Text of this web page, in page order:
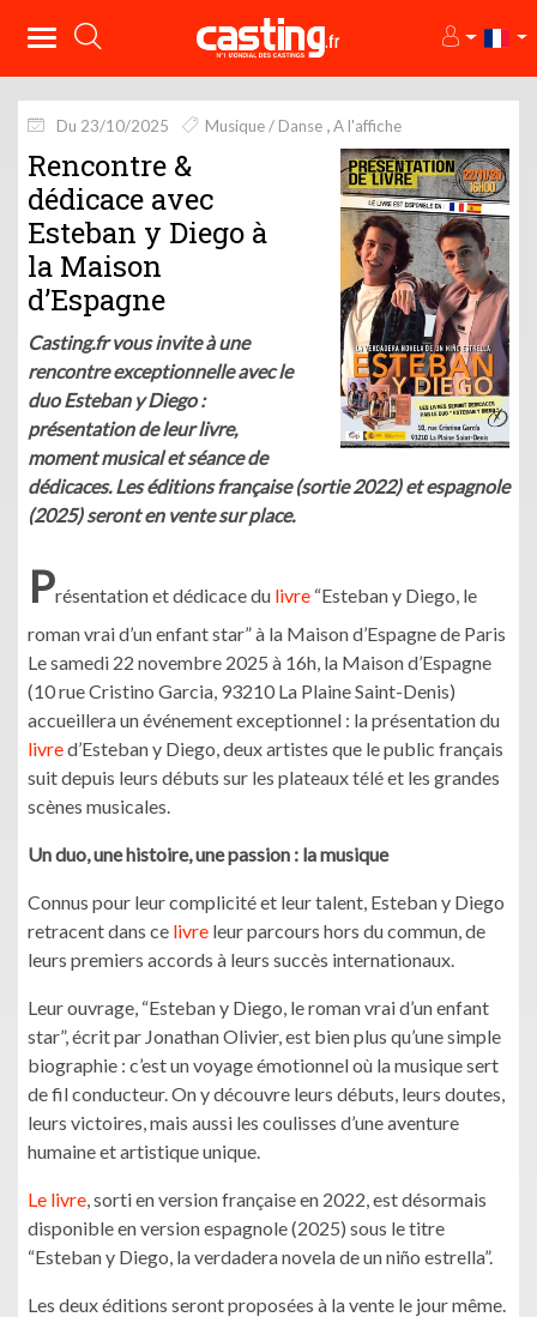
Du 23/10/2025 Musique / Danse A l'affiche
Rencontre &
dédicace avec
Esteban y Diego à
la Maison
d’Espagne
Casting.fr vous invite à une
rencontre exceptionnelle avec le
duo Esteban y Diego :
présentation de leur livre,
moment musical et séance de
dédicaces. Les éditions française (sortie 2022) et espagnole
(2025) seront en vente sur place.
Présentation et dédicace du livre “Esteban y Diego, le
roman vrai d’un enfant star” à la Maison d’Espagne de Paris
Le samedi 22 novembre 2025 à 16h, la Maison d’Espagne
(10 rue Cristino Garcia, 93210 La Plaine Saint-Denis)
accueillera un événement exceptionnel : la présentation du
livred’Esteban y Diego, deux artistes que le public français
suit depuis leurs débuts sur les plateaux télé et les grandes
scènes musicales.
Un duo, une histoire, une passion : la musique
Connus pour leur complicité et leur talent, Esteban y Diego
retracent dans ce livre leur parcours hors du commun, de
leurs premiers accords à leurs succès internationaux.
Leur ouvrage, “Esteban y Diego, le roman vrai d’un enfant
star”, écrit par Jonathan Olivier, est bien plus qu’une simple
biographie : c’est un voyage émotionnel où la musique sert
de fil conducteur. On y découvre leurs débuts, leurs doutes,
leurs victoires, mais aussi les coulisses d’une aventure
humaine et artistique unique.
Le livre, sorti en version française en 2022, est désormais
disponible en version espagnole (2025) sous le titre
“Esteban y Diego, la verdadera novela de un niño estrella”.
Les deux éditions seront proposées à la vente le jour même.